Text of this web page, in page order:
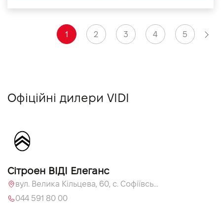
1 2 3 4 5
Офіційні дилери VIDI
Сітроен ВІДІ Елеганс
вул. Велика Кільцева, 60, с. Софіївська Борщагівка, Київська обл., 08131
044 591 80 00